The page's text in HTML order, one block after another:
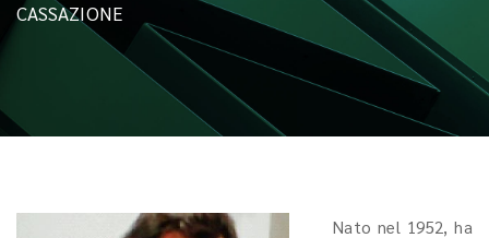
CASSAZIONE
Nato nel 1952, ha